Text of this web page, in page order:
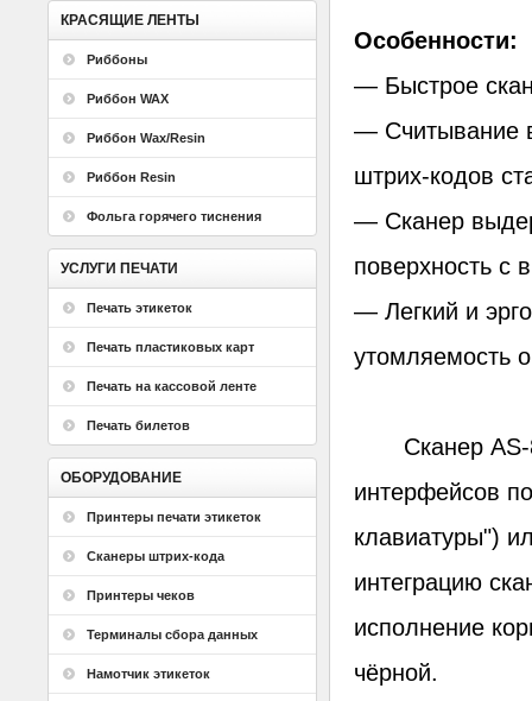
КРАСЯЩИЕ ЛЕНТЫ
Риббоны
Риббон WAX
Риббон Wax/Resin
Риббон Resin
Фольга горячего тиснения
УСЛУГИ ПЕЧАТИ
Печать этикеток
Печать пластиковых карт
Печать на кассовой ленте
Печать билетов
ОБОРУДОВАНИЕ
Принтеры печати этикеток
Сканеры штрих-кода
Принтеры чеков
Терминалы сбора данных
Намотчик этикеток
Особенности:
— Быстрое
— Считывание
штрих-кодов
— Сканер
поверхность с
— Легкий и
утомляемость
Сканер AS-
интерфейсов
клавиатуры")
интеграцию
исполнение
чёрной.